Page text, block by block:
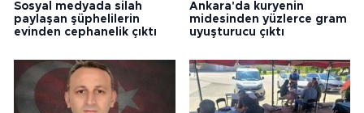
Sosyal medyada silah
paylaşan şüphelilerin
evinden cephanelik çıktı
Ankara'da kuryenin
midesinden yüzlerce gram
uyuşturucu çıktı